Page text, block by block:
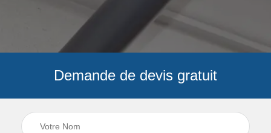
Demande de devis gratuit